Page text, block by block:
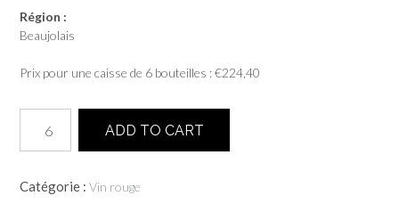
Région :
Beaujolais
Prix pour une caisse de 6 bouteilles :€224,40
Champ
Cour
ADD TO CART
Catégorie : Vin rouge